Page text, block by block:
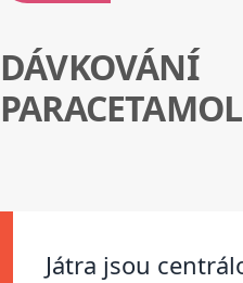
DÁVKOVÁNÍ
Játra jsou